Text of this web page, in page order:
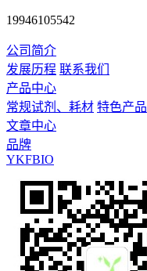
19946105542
公司简介
发展历程 联系我们
产品中心
常规试剂、耗材 特色产品
文章中心
品牌
YKFBIO